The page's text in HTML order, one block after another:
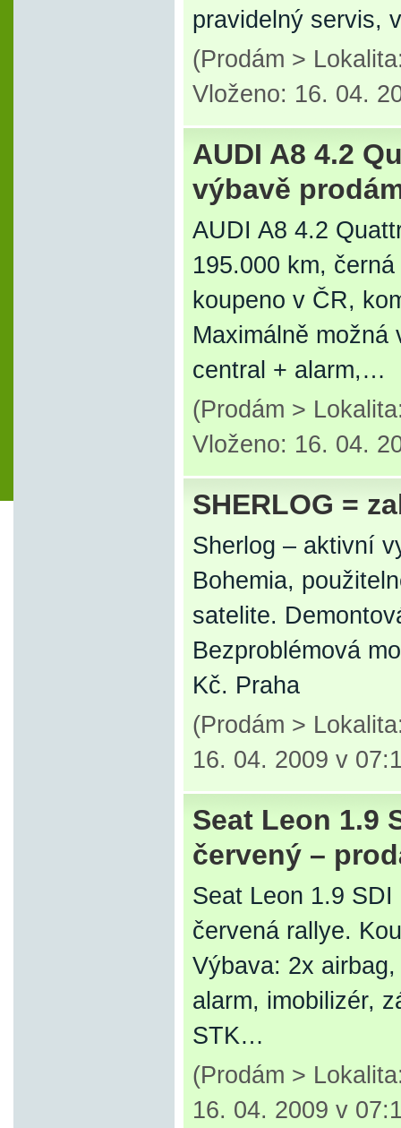
pravidelný servis,
(Prodám >
Vloženo: 16. 04.
AUDI A8 4.2
výbavě
AUDI A8 4.2
195.000 km,
koupeno v ČR,
Maximálně možná
central + alarm,…
(Prodám >
Vloženo: 16. 04.
SHERLOG =
Sherlog – aktivní
Bohemia,
satelite.
Bezproblémová
Kč. Praha
(Prodám >
16. 04. 2009 v
Seat Leon 1.9
červený –
Seat Leon 1.9
červená rallye.
Výbava: 2x
alarm, imobilizér,
STK…
(Prodám >
16. 04. 2009 v